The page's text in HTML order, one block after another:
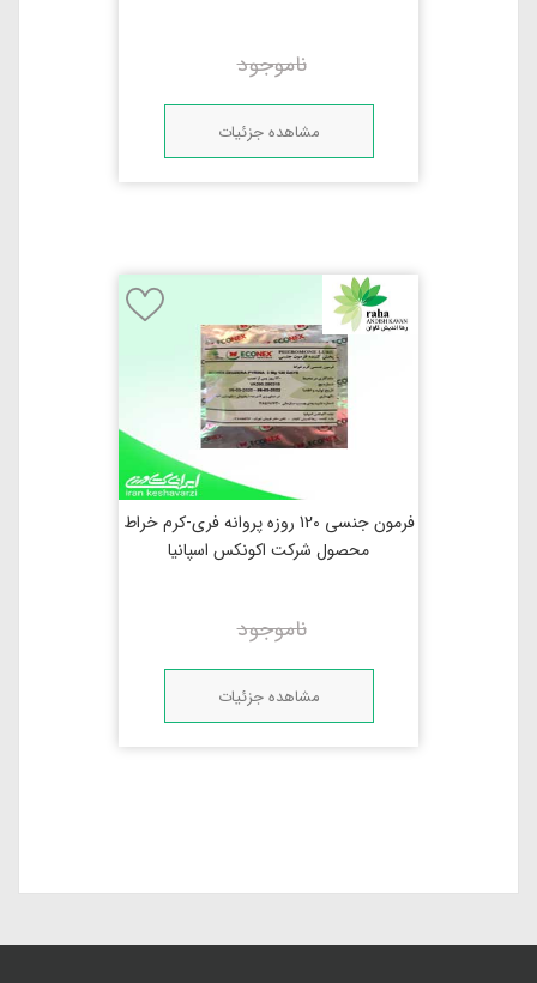
ناموجود
مشاهده جزئیات
فرمون جنسی 120 روزه پروانه فری-کرم خراط
محصول شرکت اکونکس اسپانیا
ناموجود
مشاهده جزئیات